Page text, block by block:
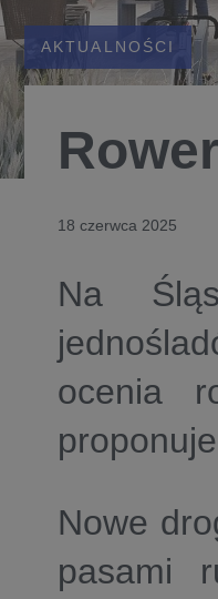
AKTUALNOŚCI
18 czerwca 2025
Na
ocenia
Nowe
pasami